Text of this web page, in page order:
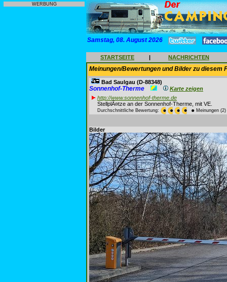
WERBUNG
Samstag, 08. August 2026
STARTSEITE | NACHRICHTEN
Meinungen/Bewertungen und Bilder zu diesem
Bad Saulgau (D-88348)
Sonnenhof-Therme
Karte zeigen
http://www.sonnenhof-therme.de
StellplÃ¤tze an der Sonnenhof-Therme, mit VE.
Durchschnittliche Bewertung: Meinungen (2)
Bilder